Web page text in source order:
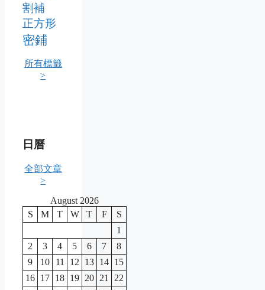
割補
正方形
密鋪
所有標籤
>
日曆
全部文章
>
August 2026
S
M T W T F
S
1
2
3 4 5 6 7
8
9
10 11 12 13 14 15
16 17 18 19 20 21
22